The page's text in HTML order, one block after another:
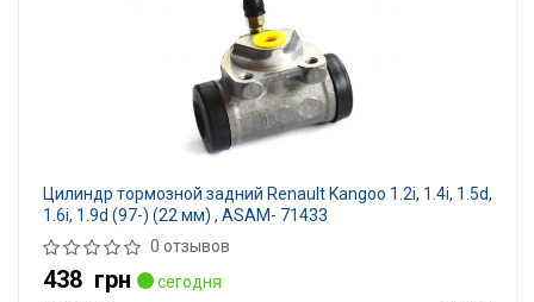
Цилиндр тормозной задний Renault Kangoo 1.2i, 1.4i, 1.5d,
1.6i, 1.9d (97-) (22 мм) , ASAM- 71433
0 отзывов
438 грн
сегодня